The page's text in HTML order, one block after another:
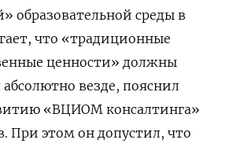
образовательной среды в
что «традиционные
ценности» должны
абсолютно везде, пояснил
«ВЦИОМ консалтинга»
При этом он допустил, что